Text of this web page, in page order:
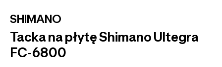
SHIMANO
Tacka na płytę Shimano Ultegra
FC-6800